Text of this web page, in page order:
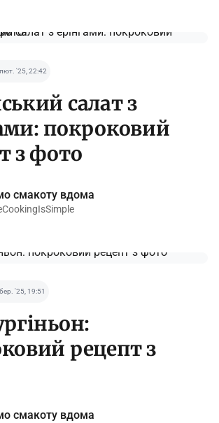
'25, 22:42
салат з
покроковий
з фото
смакоту вдома
'25, 19:51
рецепт з
смакоту вдома